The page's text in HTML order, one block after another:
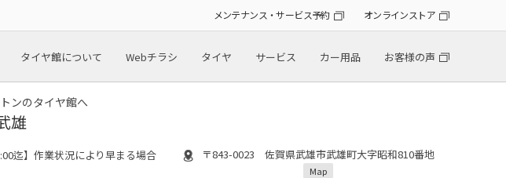
メンテナンス・サービス予約 オンラインストア
タイヤ館について Webチラシ タイヤ サービス カー用品 お客様の声
ンのタイヤ館へ
雄
迄】作業状況により早まる場合
〒843-0023 佐賀県武雄市武雄町大字昭和810番地
Map